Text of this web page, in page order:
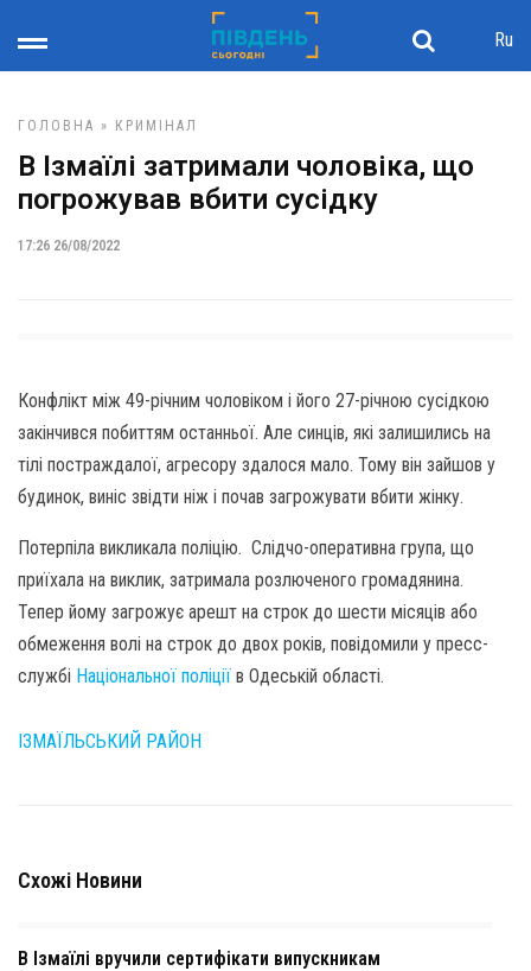
Ru
ГОЛОВНА » КРИМІНАЛ
В Ізмаїлі затримали чоловіка, що
погрожував вбити сусідку
17:26 26/08/2022
Конфлікт між 49-річним чоловіком і його 27-річною сусідкою
закінчився побиттям останньої. Але синців, які залишились на
тілі постраждалої, агресору здалося мало. Тому він зайшов у
будинок, виніс звідти ніж і почав загрожувати вбити жінку.
Потерпіла викликала поліцію. Слідчо-оперативна група, що
приїхала на виклик, затримала розлюченого громадянина.
Тепер йому загрожує арешт на строк до шести місяців або
обмеження волі на строк до двох років, повідомили у пресс-
службі Національної поліції в Одеській області.
ІЗМАЇЛЬСЬКИЙ РАЙОН
Схожі Новини
В Ізмаїлі вручили сертифікати випускникам